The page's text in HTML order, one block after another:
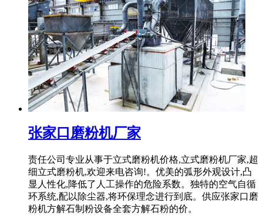
张家口磨粉机厂家
责任公司专业从事于立式磨粉机价格,立式磨粉机厂家,超
细立式磨粉机,欢迎来电咨询!。优美的弧形外观设计,凸
显人性化,降低了人工操作的危险系数。独特的空气自循
环系统,配以除尘器,将环保理念进行到底。供应张家口磨
粉机方解石制粉设备全套方解石粉的价。